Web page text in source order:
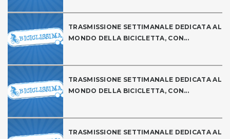
TRASMISSIONE SETTIMANALE DEDICATA AL
MONDO DELLA BICICLETTA, CON...
TRASMISSIONE SETTIMANALE DEDICATA AL
MONDO DELLA BICICLETTA, CON...
TRASMISSIONE SETTIMANALE DEDICATA AL